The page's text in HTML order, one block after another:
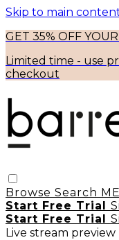
Skip to main
GET 35% OFF
Limited time - use
checkout
Browse Search
Start Free Trial
Start Free Trial
Live stream preview